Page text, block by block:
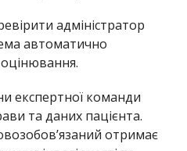
адміністратор
автоматично
експертної команди
та даних пацієнта.
отримає